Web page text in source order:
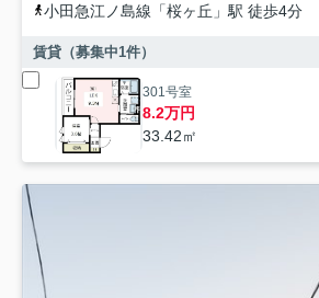
小田急江ノ島線 「桜ヶ丘 」駅 徒歩4分
賃貸（募集中1件）
301号室
8.2万円
33.42㎡